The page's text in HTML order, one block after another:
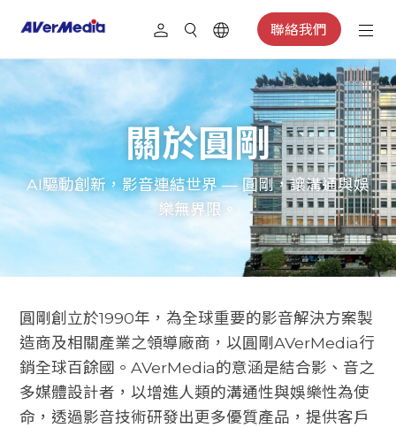
聯絡我們
關於圓剛
AI驅動創新，影音連結世界 — 圓剛，讓溝通與娛
樂無界限。
圓剛創立於1990年，為全球重要的影音解決方案製
造商及相關產業之領導廠商，以圓剛AVerMedia行
銷全球百餘國。AVerMedia的意涵是結合影、音之
多媒體設計者，以增進人類的溝通性與娛樂性為使
命，透過影音技術研發出更多優質產品，提供客戶